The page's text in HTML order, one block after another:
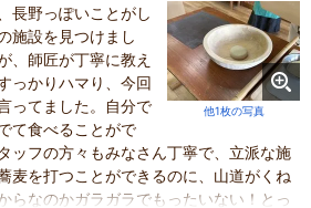
他1枚の写真
長野っぽいことがし
施設を見つけまし
、師匠が丁寧に教え
っかりハマり、今回
ってました。自分で
て食べることがで
ッフの方々もみなさん丁寧で、立派な施
麦を打つことができるのに、山道がくね
らなのかガラガラでもったいない！とっ